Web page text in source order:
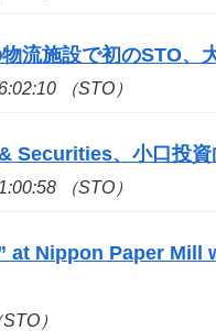
物流施設で初のSTO、
（STO）
Securities、小口投資
（STO）
at Nippon Paper
）